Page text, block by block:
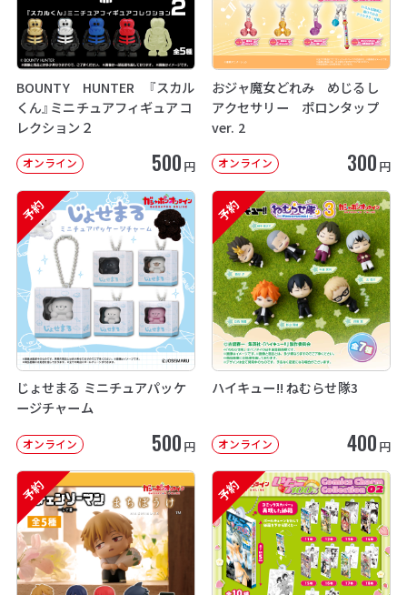
BOUNTY HUNTER 『スカル
くん』ミニチュアフィギュアコ
レクション２
オンライン 500 円
おジャ魔女どれみ めじるし
アクセサリー ポロンタップ
ver. 2
オンライン 300 円
予約
じょせまる ミニチュアパッケ
ージチャーム
オンライン 500 円
予約
ハイキュー!! ねむらせ隊3
オンライン 400 円
予約 予約